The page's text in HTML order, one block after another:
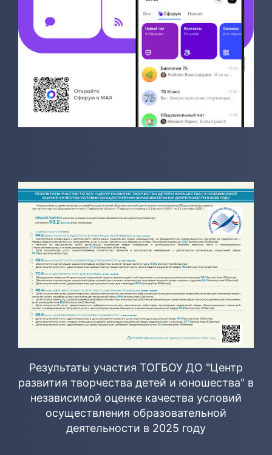
Результаты участия ТОГБОУ ДО "Центр
развития творчества детей и юношества" в
независимой оценке качества условий
осуществления образовательной
деятельности в 2025 году